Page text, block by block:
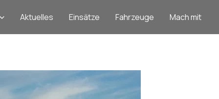
Aktuelles Einsätze Fahrzeuge Mach mit